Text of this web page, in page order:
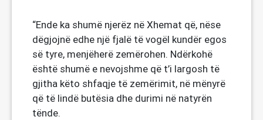
“Ende ka shumë njerëz në Xhemat që, nëse
dëgjojnë edhe një fjalë të vogël kundër egos
së tyre, menjëherë zemërohen. Ndërkohë
është shumë e nevojshme që t’i largosh të
gjitha këto shfaqje të zemërimit, në mënyrë
që të lindë butësia dhe durimi në natyrën
tënde.